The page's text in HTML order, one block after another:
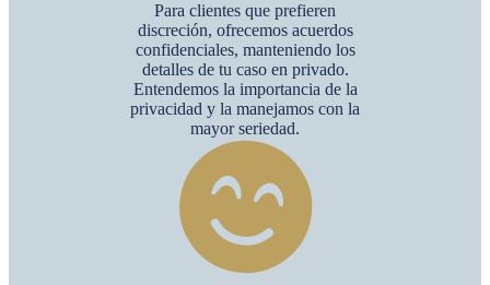
Para clientes que prefieren
discreción, ofrecemos acuerdos
confidenciales, manteniendo los
detalles de tu caso en privado.
Entendemos la importancia de la
privacidad y la manejamos con la
mayor seriedad.